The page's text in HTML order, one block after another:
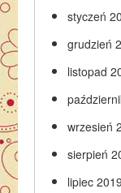
styczeń
grudzień
listopad
wrzesień
sierpień
lipiec 2019